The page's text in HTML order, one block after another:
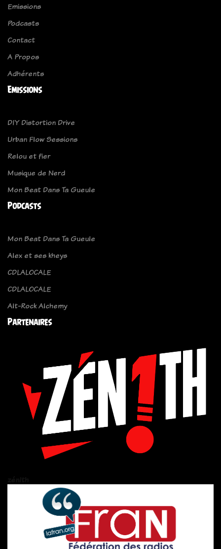
Emissions
Podcasts
Contact
A Propos
Adhérents
Emissions
DIY Distortion Drive
Urban Flow Sessions
Relou et fier
Musique de Nerd
Mon Beat Dans Ta Gueule
Podcasts
Mon Beat Dans Ta Gueule
Alex et ses kheys
CDLALOCALE
CDLALOCALE
Alt-Rock Alchemy
Partenaires